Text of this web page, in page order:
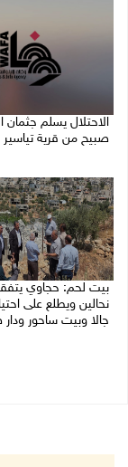
الاحتلال يسلم جثمان
صبيح من قرية تياسير
بيت لحم: حجاوي
نحالين ويطلع على
جالا وبيت ساحور